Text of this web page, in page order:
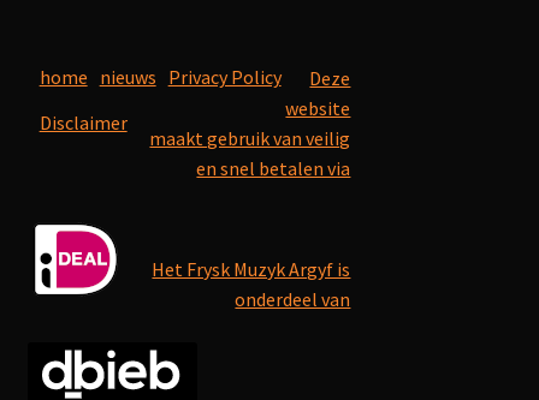
home nieuws Privacy Policy
Disclaimer
Deze
website
maakt gebruik van veilig
en snel betalen via
Het Frysk Muzyk Argyf is
onderdeel van